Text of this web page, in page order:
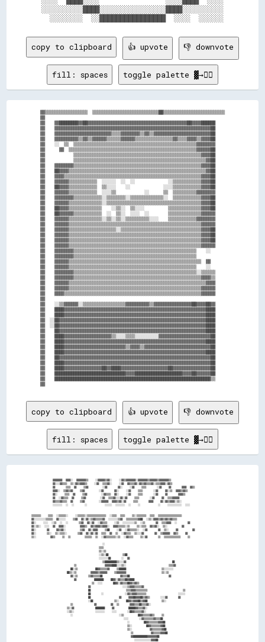
░░░░░░░░░░████░░░░░░░░░░░░░░░░████░░░░░░░░░░
copy to clipboard 👍 upvote 👎 downvote
fill: spaces toggle palette ▓→✊🏽
▓▓▒▒▒▒▒▒▒▒▒▒▒▒▒▒▒▒▒▒  ▒▒▒▒▒▒▒▒▒▒▒▒▒▒▒▒▒▒▒▒▒▒▒▒▒▒▒▒██▒▒▒▒▒▒▒▒▒▒▒▒▒▒▒▒▒▒▒▒▒▒▒▒▒▒
▓▓
▓▓    ▓▓████████▓▓██▓▓▓▓▓▓▓▓▓▓▓▓▓▓▓▓▓▓▓▓▓▓▓▓▓▓▓▓▓▓▓▓▓▓▓▓▓▓▓▓▓▓██▓▓▓▓██████
▓▓    ▓▓▓▓▓▓▓▓▓▓▓▓▓▓▓▓▓▓▓▓▓▓▓▓▓▓▓▓▓▓▓▓▓▓▓▓▓▓▓▓▓▓▓▓▓▓▓▓▓▓▓▓▓▓▓▓▓▓▓▓▓▓▓▓▓▓██
▓▓    ▓▓▓▓▓▓▓▓▓▓▓▓▓▓▓▓▓▓▓▓▓▓▓▓▒▒▒▒▓▓▓▓▓▓▓▓▒▒▓▓▒▒▓▓▓▓▓▓▓▓▓▓▓▓▓▓▓▓▓▓▓▓▓▓▓▓██
▓▓    ▓▓▓▓▓▓▓▓▓▓▒▒▓▓▒▒▓▓▓▓▓▓▒▒▒▒▒▒▓▓▓▓▓▓▒▒▒▒▒▒▒▒▒▒▒▒▒▒▒▒▓▓▒▒▒▒▓▓▓▓▒▒▓▓▓▓██
▓▓    ░░  ▒▒  ▒▒▒▒▒▒▒▒▒▒▒▒▒▒▒▒▒▒▒▒▒▒▒▒▒▒▒▒▒▒▒▒▒▒▒▒▒▒▒▒▒▒▒▒▒▒▒▒▒▒▒▒▓▓▓▓▓▓▓▓
▓▓      ▓▓  ▒▒▒▒▒▒▒▒▒▒▒▒▒▒▒▒▒▒▒▒▒▒▒▒▒▒▒▒▒▒▒▒▒▒▒▒▒▒▒▒▒▒▒▒▒▒▒▒▒▒▒▒▒▒▓▓▓▓▓▓██
▓▓            ▒▒▒▒▒▒▒▒▒▒▒▒▒▒▒▒▒▒▒▒▒▒▒▒▒▒▒▒▒▒▒▒▒▒▒▒▒▒▒▒▒▒▒▒▒▒▒▒▒▒▒▒▒▒▓▓▓▓██
▓▓            ▒▒▒▒▒▒▒▒▒▒▒▒▒▒▒▒▒▒▒▒▒▒▒▒▒▒▒▒▒▒▒▒▒▒▒▒▒▒▒▒▒▒▒▒▒▒▒▒▒▒▒▒▒▒▒▒▓▓██
▓▓    ▓▓▓▓▓▓▓▓▒▒▒▒▒▒▒▒▒▒▒▒▒▒▒▒▒▒▒▒▒▒▒▒▒▒▒▒▒▒▒▒▒▒▒▒▒▒▒▒▒▒▒▒▒▒▒▒▒▒▒▒▒▒▓▓▓▓██
▓▓    ██▓▓▓▓▒▒▒▒▒▒▒▒▒▒▒▒▒▒▒▒▒▒▒▒▒▒▒▒▒▒▒▒▒▒▒▒▒▒▒▒▒▒▒▒▒▒▒▒▒▒▒▒▒▒▒▒▒▒▒▒▒▒▓▓██
▓▓    ▓▓▓▓▒▒▒▒▒▒▒▒▒▒▒▒▒▒▒▒▒▒▒▒▒▒▒▒▒▒▒▒▒▒▒▒▒▒▒▒▒▒▒▒▒▒▒▒▒▒▒▒▒▒▒▒▒▒▒▒▒▒▓▓▓▓██
▓▓    ▓▓▓▓▓▓▒▒▒▒▒▒▒▒▒▒▒▒  ░░░░░░  ░░  ░░              ░░▒▒▒▒▒▒▒▒▒▒▒▒▓▓▓▓██
▓▓    ██▓▓▓▓▒▒▒▒▒▒▒▒▒▒▒▒  ▒▒░░░░    ░░              ░░░░▒▒▒▒▒▒▒▒▒▒▒▒▓▓▓▓██
▓▓    ▓▓▓▓▓▓▒▒▒▒▒▒▒▒▒▒▒▒  ░░░░▒▒            ░░      ▒▒  ▒▒▒▒▒▒▒▒▒▒▓▓▓▓▓▓▓▓
▓▓    ▓▓▓▓▓▓▓▓▒▒▒▒▒▒▒▒▒▒▒▒░░▒▒▒▒▒▒▒▒░░▒▒▒▒▒▒▒▒▒▒▒▒▒▒░░  ▒▒▒▒▒▒▒▒▒▒▒▒▓▓▓▓██
▓▓    ▓▓▓▓▓▓▒▒▒▒▒▒▒▒▒▒▒▒▒▒░░▒▒▒▒▒▒▒▒▒▒▒▒▒▒▒▒▒▒▒▒▒▒▒▒▒▒▒▒▒▒▒▒▒▒▒▒▒▒▒▒▓▓▓▓██
▓▓    ██▓▓▓▓▒▒▒▒▒▒▒▒▒▒▒▒▒▒    ░░▒▒░░  ▒▒░░░░          ▒▒▒▒▒▒▒▒▒▒▒▒▒▒▓▓▓▓██
▓▓    ██▓▓▓▓▓▓▒▒▒▒▒▒▒▒▒▒▒▒  ░░  ▒▒░░  ░░░░  ░░        ▒▒▒▒▒▒▒▒▒▒▒▒▒▒▓▓▓▓▓▓
▓▓    ▓▓▓▓▓▓▒▒▒▒▒▒▒▒▒▒▒▒▒▒░░▒▒░░▒▒░░▒▒▒▒▒▒▒▒▒▒░░░░    ▒▒▒▒▒▒▒▒▒▒▒▒▓▓▓▓▓▓▓▓
▓▓    ▓▓▓▓▓▓▒▒▒▒▒▒▒▒▒▒▒▒▒▒▒▒▒▒▒▒▒▒▒▒▒▒▒▒▒▒▒▒▒▒▒▒▒▒▒▒▒▒▒▒▒▒▒▒▒▒▒▒▒▒▒▒▓▓▓▓▓▓
▓▓    ▓▓▓▓▓▓▒▒▒▒▒▒▒▒▒▒▒▒▒▒▒▒▒▒▒▒░░▒▒▒▒▒▒▒▒▒▒▒▒▒▒▒▒▒▒▒▒▒▒▒▒▒▒▒▒▒▒▒▒▒▒▓▓▓▓██
▓▓    ▓▓▓▓▓▓▒▒▒▒▒▒▒▒▒▒▒▒▒▒▒▒▒▒▒▒▒▒▒▒▒▒▒▒▒▒▒▒▒▒▒▒▒▒▒▒▒▒▒▒▒▒▒▒▒▒▒▒▒▒▒▒▓▓▓▓██
▓▓    ▓▓▓▓▓▓▒▒▒▒▒▒▒▒▒▒▒▒▒▒▒▒▒▒▒▒▒▒▒▒▒▒▒▒▒▒▒▒▒▒▒▒▒▒▒▒▒▒▒▒▒▒▒▒▒▒▒▒▒▒▒▒▓▓▓▓██
▓▓    ▓▓▓▓▓▓▒▒▒▒▒▒▒▒▒▒▒▒▒▒▒▒▒▒▒▒▒▒▒▒▒▒▒▒▒▒▒▒▒▒▒▒▒▒▒▒▒▒▒▒▒▒▒▒▒▒▒▒▒▒▒▒▓▓▓▓▓▓
▓▓    ▓▓▓▓▓▓▓▓▒▒▒▒▒▒▒▒▒▒▒▒▒▒▒▒▒▒▒▒▒▒▒▒▒▒▒▒▒▒▒▒▒▒▒▒▒▒▒▒▒▒▒▒▒▒▒▒▒▒▒▒    ░░
▓▓    ▓▓▓▓▓▓▓▓▒▒▒▒▒▒▒▒▒▒▒▒▒▒▒▒▒▒▒▒▒▒▒▒▒▒▒▒▒▒▒▒▒▒▒▒▒▒▒▒▒▒▒▒▒▒▒▒▒▒▒▒
▓▓    ▓▓▓▓▓▓▒▒▒▒▒▒▒▒▒▒▒▒▒▒▒▒▒▒▒▒▒▒▒▒▒▒▒▒▒▒▒▒▒▒▒▒▒▒▒▒▒▒▒▒▒▒▒▒▒▒▒▒▒▒▒▒  ▓▓
▓▓    ▓▓▓▓▓▓▒▒▒▒▒▒▒▒▒▒▒▒▒▒▒▒▒▒▒▒▒▒▒▒▒▒▒▒▒▒▒▒▒▒▒▒▒▒▒▒▒▒▒▒▒▒▒▒▒▒▒▒▒▒    ░░
▓▓    ▓▓▓▓▓▓▓▓▒▒▒▒▒▒▒▒▒▒▒▒▒▒▒▒▒▒▒▒▒▒▒▒▒▒▒▒▒▒▒▒▒▒▒▒▒▒▒▒▒▒▒▒▒▒▒▒▒▒▒▒░░▒▒▒▒▒▒
▓▓    ▓▓▓▓▓▓▓▓▒▒▒▒▒▒▒▒▒▒▒▒▒▒▒▒▒▒▒▒▒▒▒▒▒▒▒▒▒▒▒▒▒▒▒▒▒▒▒▒▒▒▒▒▒▒▒▒▒▒▒▒▒▒▓▓▓▓▒▒
▓▓    ▓▓▓▓▓▓▒▒▒▒▒▒▒▒▒▒▒▒▒▒▒▒▒▒▒▒▒▒▒▒▒▒▒▒▒▒▒▒▒▒▒▒▒▒▒▒▒▒▒▒▒▒▒▒▒▒▒▒▒▒▒▒▒▒▓▓▓▓
▓▓    ▓▓▓▓▓▓▒▒▒▒▒▒▒▒▒▒▒▒▒▒▒▒▒▒▒▒▒▒▒▒▒▒▒▒▒▒▒▒▒▒▒▒▒▒▒▒▒▒▒▒▒▒▒▒▒▒▒▒▒▒▒▒▓▓▓▓▓▓
▓▓    ▓▓▓▓▒▒▒▒▒▒▒▒▒▒▒▒▒▒▒▒▒▒▒▒▒▒▒▒▒▒▒▒▒▒▒▒▒▒▒▒▒▒▒▒▒▒▒▒▒▒▒▒▒▒▒▒▒▒▒▒▒▒▓▓▓▓▓▓
▓▓
▓▓    ░░▒▒▓▓▓▓▓▓░░▒▒▒▒▒▒▒▒▒▒▒▒▒▒▒▒▒▒▓▓▓▓▓▓▓▓▓▓▒▒▓▓▓▓▓▓▓▓▓▓▓▓▓▓▓▓██▓▓▓▓██▓▓
▓▓    ████▓▓▓▓▓▓▓▓▓▓▓▓▓▓▓▓▓▓▓▓▓▓▓▓▓▓▓▓▓▓▓▓▓▓▓▓▓▓▓▓▓▓▓▓▓▓▓▓▓▓▓▓▓▓▓▓▓▓▓▓████
▓▓    ████▓▓▓▓▓▓▓▓▓▓▓▓▓▓▓▓▓▓▓▓▓▓▓▓▓▓▓▓▓▓▓▓▓▓▓▓▓▓▓▓▓▓▓▓▓▓▓▓▓▓▓▓▓▓▓▓▓▓▓▓████
▓▓  ░░██▓▓▓▓▓▓▓▓▓▓▓▓▓▓▓▓▓▓▓▓▓▓▓▓▓▓▓▓▓▓▓▓▓▓▓▓▓▓▓▓▓▓▓▓▓▓▓▓▓▓▓▓▓▓▓▓▓▓▓▓▓▓████
▓▓  ░░██▓▓▓▓▓▓▓▓▓▓▓▓▓▓▓▓▓▓▓▓▓▓▓▓▓▓▓▓▓▓▓▓▓▓▓▓▓▓▓▓▓▓▓▓▓▓▓▓▓▓▓▓▓▓▓▓▓▓▓▓▓▓████
▓▓    ██▓▓▓▓▓▓▓▓▓▓▓▓▓▓▓▓▓▓▓▓▓▓▓▓▓▓▓▓▓▓▓▓▓▓▓▓▓▓▓▓▓▓▓▓▓▓▓▓▓▓▓▓▓▓▓▓▓▓▓▓▓▓████
▓▓    ████▓▓▓▓▓▓▓▓▓▓▓▓▓▓▓▓▓▓▓▓▒▒░░░░▒▒▒▒░░░░░░░░░░▓▓▓▓▓▓▓▓▓▓▓▓▓▓▓▓▓▓▓▓▓▓██
▓▓    ████▓▓▓▓▓▓▓▓▓▓▓▓▓▓▓▓▓▓▓▓▓▓▓▓▓▓▓▓▓▓▓▓▓▓▓▓▓▓▓▓▓▓▓▓▓▓▓▓▓▓▓▓▓▓▓▓▓▓▓▓████
▓▓    ████▓▓▓▓▓▓▓▓▓▓▓▓▓▓▓▓▓▓▓▓▓▓▓▓▓▓▒▒▓▓▓▓▒▒▓▓▓▓▓▓▓▓▓▓▓▓▓▓▓▓▓▓▓▓▓▓▓▓▓▓▓▓██
▓▓    ████▓▓▓▓▓▓▓▓▓▓▓▓▓▓▓▓▓▓▓▓▓▓▓▓▓▓▓▓▓▓▓▓▓▓▓▓▓▓▓▓▓▓▓▓▓▓▓▓▓▓▓▓▓▓▓▓▓▓▓▓████
▓▓    ██▓▓▓▓▓▓▓▓▓▓▓▓▓▓▓▓▓▓▓▓▓▓▓▓▓▓▓▓▓▓▓▓▓▓▓▓▓▓▓▓▓▓▓▓▓▓▓▓▓▓▓▓▓▓▓▓▓▓▓▓▓▓▓▓██
▓▓    ████▓▓▓▓▓▓▓▓▓▓▓▓▓▓▓▓▓▓▓▓▓▓▓▓▓▓▓▓▓▓▓▓▓▓▓▓▓▓▓▓▓▓▓▓▓▓▓▓▓▓▓▓▓▓▓▓▓▓▓▓▓▓██
▓▓    ████▓▓▓▓▓▓▓▓▓▓▓▓▓▓▓▓██▓▓████▓▓▓▓▓▓▓▓▓▓▓▓▓▓▓▓▓▓▓▓██▓▓▓▓▓▓▓▓▓▓▓▓▓▓▓▓██
▓▓    ██████████████████████████████▓▓▓▓████████████████████▓▓▓▓██▓▓▓▓▓▓██
▓▓    ██████████████████████████████████████████████████████████████████▒▒
copy to clipboard 👍 upvote 👎 downvote
fill: spaces toggle palette ▓→✊🏽
              ▓▓▓▓▓▓▓▓  ▓▓▓▓░░  ▓▓▓▓▓▓▓▓▒▒    ░░▓▓▓▓▓▓▒▒▓▓░░    ░░▓▓▒▒▓▓▓▓▓▓▓▓░░▓▓▓▓▓▓▓▓▒▒▓▓▓▓▓▓▒▒▓▓▓▓▓▓▓▓▒▒
              ▓▓░░░░▓▓▒▒▒▒  ▒▒░░▓▓▒▒▓▓▓▓▒▒    ░░▓▓  ▒▒▒▒▓▓░░    ░░▓▓  ▓▓▒▒▒▒▓▓░░▓▓▒▒▓▓▒▒▒▒▓▓░░▒▒▒▒▓▓▓▓░░▓▓▒▒
              ▓▓      ▒▒▒▒  ▓▓    ▒▒▓▓        ░░▓▓      ▓▓░░    ░░▓▓    ▒▒▒▒      ░░▓▓    ▓▓      ▓▓▓▓  ▓▓▒▒
              ▓▓▓▓░░  ▒▒▓▓▒▒▓▓    ▒▒▓▓        ░░▓▓      ▓▓░░    ░░▓▓    ▒▒▒▒      ░░▓▓    ▓▓░░▒▒  ▓▓▓▓▒▒▓▓▒▒
              ▓▓░░    ▒▒▒▒  ▓▓    ▒▒▓▓        ░░▓▓▒▒▒▒  ▓▓░░    ░░▓▓    ▒▒▒▒      ░░▓▓    ▓▓      ▓▓▓▓▒▒
              ▓▓  ░░▓▓▒▒▒▒  ▓▓    ▒▒▓▓        ░░▓▓  ▒▒▒▒▓▓░░░░▓▓░░▓▓    ▒▒▒▒      ░░▓▓    ▓▓  ▒▒▒▒▓▓▓▓▓▓
              ▓▓▒▒▒▒▓▓▒▒▒▒  ▓▓    ▒▒▓▓        ░░▓▓▓▓▓▓  ▓▓▓▓▒▒▓▓░░▓▓    ▒▒▒▒      ▓▓▓▓    ▓▓░░▓▓▒▒▓▓▓▓░░▒▒░░
              ░░░░░░░░  ░░  ░░      ░░          ░░░░░░  ░░░░░░░░  ░░    ░░          ░░    ░░░░░░░░░░░░  ░░░░
  ▒▒▒▒▒▒▒▒    ▒▒▒▒  ░░▒▒▒▒▒▒░░    ░░▒▒▒▒▒▒░░▒▒▒▒▒▒▒▒▒▒▒▒▒▒▒▒  ░░▒▒▒▒  ▒▒▒▒    ▒▒░░▒▒▒▒▒▒▒▒  ▒▒▒▒  ▒▒▒▒▒▒▒▒▒▒▒▒▒▒▒▒▒▒▒▒
  ▓▓░░░░░░░░░░▒▒▒▒▒▒  ▓▓░░░░░░    ▒▒▓▓  ▓▓░░▓▓░░▒▒▓▓▒▒▒▒▒▒▓▓  ░░░░░░░░▒▒▓▓  ▒▒▒▒▒▒▒▒▒▒▓▓██  ░░▒▒░░▓▓▓▓▒▒▓▓▒▒▓▓▒▒▓▓▒▒▒▒
  ▓▓░░    ░░░░  ░░▒▒  ░░  ░░      ▒▒▓▓  ▓▓░░▓▓  ░░▓▓▒▒▒▒    ░░▒▒  ░░░░░░░░░░▒▒  ░░▒▒      ▓▓  ▒▒▒▒▓▓▓▓  ░░      ▓▓
  ▓▓░░▒▒░░  ░░░░  ▓▓  ▓▓▓▓░░        ▓▓▓▓▒▒  ▓▓▒▒▓▓▓▓▒▒▓▓▓▓░░  ▓▓▓▓▒▒▒▒▒▒░░▒▒    ▒▒░░▒▒▒▒  ▓▓▒▒▓▓░░  ▒▒░░        ▓▓
  ▓▓░░      ▓▓    ▓▓▒▒▓▓░░        ▒▒▓▓  ▓▓░░▓▓▓▓    ▒▒██    ░░▓▓  ░░▓▓▒▒▒▒▒▒░░  ░░▓▓      ▓▓  ▒▒░░    ▓▓        ▓▓
  ▓▓░░      ▒▒░░  ▒▒░░▒▒▒▒░░      ▒▒▓▓  ▓▓░░▓▓░░▓▓  ▒▒▒▒  ▓▓  ▒▒  ░░▓▓▒▒▒▒  ▒▒░░░░▓▓      ▓▓  ▒▒▓▓▓▓▓▓  ▓▓▒▒    ▓▓
  ▒▒░░        ▓▓▒▒    ▒▒  ▒▒        ▒▒▒▒▒▒  ▒▒  ░░▓▓▒▒▒▒▒▒▒▒░░▒▒  ░░▓▓▒▒▒▒    ▒▒░░▓▓      ▒▒  ▒▒▒▒▒▒▒▒▒▒▒▒▒▒    ▒▒
                                          ░░
                                        ▒▒▒▒
                                        ▒▒░░▒▒
                                        ░░▒▒░░██        ▒▒██
                                        ░░░░░░░░██      ░░  ▓▓
                                          ▒▒██████████▒▒░░░░▓▓                          ██
                          ▒▒                ▓▓▓▓▓▓████░░░░▒▒░░                        ▒▒▒▒▓▓
                        ██░░▒▒          ██▓▓▒▒▒▒▒▒▓▓    ▒▒██████                    ▒▒░░░░░░░░
                      ██▒▒░░▒▒        ▓▓▓▓▓▓▒▒▓▓▓▓▓▓    ▒▒▓▓▓▓▓▓▓▓                    ▒▒░░▒▒
                        ▓▓░░▒▒      ▒▒▓▓▒▒▒▒▒▒██          ▓▓▒▒▒▒██                      ▓▓
                          ▓▓          ████████    ██▓▓░░▓▓▒▒▒▒██▓▓████
                                    ▒▒  ░░░░      ██▓▓░░▓▓▒▒▒▒██▓▓▒▒▓▓▒▒
                                  ▓▓                  ░░░░▒▒▓▓▓▓▒▒▒▒▒▒▓▓
                                  ██                    ▒▒▒▒▓▓▓▓▒▒▒▒▒▒▒▒▒▒                    ▒▒
                                  ██      ░░            ░░▓▓▒▒▓▓▓▓▒▒▒▒▒▒▒▒                  ░░░░░░
                                  ██                ▓▓    ▓▓▓▓██▓▓▓▓██▒▒▓▓▒▒      ░░░░▓▓      ▓▓
                                  ░░██            ▒▒░░    ██▓▓▒▒▓▓▓▓██▒▒▓▓██        ▒▒░░
                        ▒▒            ▓▓        ▓▓  ▒▒      ▓▓▓▓▒▒▒▒██▒▒▒▒▓▓░░
                      ▒▒░░▓▓            ████████    ▓▓        ██████▓▓▒▒▒▒▓▓░░
                      ░░▒▒░░            ░░░░░░░░    ░░░░      ░░██▓▓▒▒▒▒▒▒▓▓░░
                        ░░                          ░░▒▒        ██▓▓▒▒▒▒▒▒▓▓▒▒    ▒▒
                                                      ░░░░      ░░▓▓▒▒▒▒▒▒▒▒▓▓▒▒▒▒██
                                                        ░░        ██▓▓▒▒▒▒▒▒▒▒▓▓▓▓██
                                                        ▒▒░░        ██▓▓▒▒▒▒▒▒▒▒▓▓██
                                                        ▒▒░░          ▓▓▒▒▒▒▒▒▒▒▓▓██
                                                          ▒▒          ▓▓▒▒▒▒▒▒▓▓▓▓██
                                                          ▓▓████████████▓▓▓▓▓▓▓▓██
                                                            ░░░░░░░░░░░░░░▓▓▓▓██